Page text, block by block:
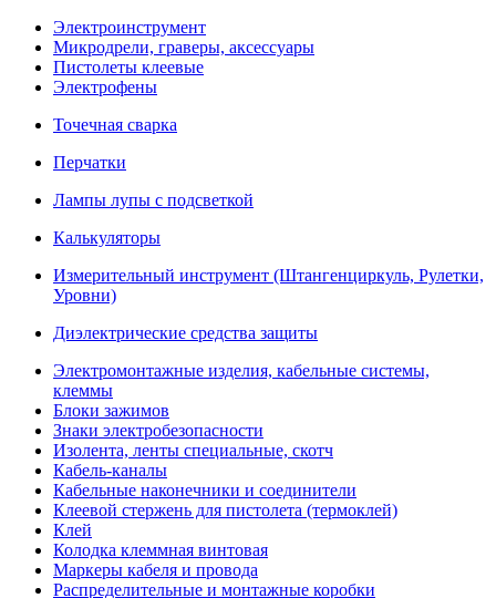
Электроинструмент
Микродрели, граверы, аксессуары
Пистолеты клеевые
Электрофены
Точечная сварка
Перчатки
Лампы лупы с подсветкой
Калькуляторы
Измерительный инструмент (Штангенциркуль, Рулетки,
Уровни)
Диэлектрические средства защиты
Электромонтажные изделия, кабельные системы,
клеммы
Блоки зажимов
Знаки электробезопасности
Изолента, ленты специальные, скотч
Кабель-каналы
Кабельные наконечники и соединители
Клеевой стержень для пистолета (термоклей)
Клей
Колодка клеммная винтовая
Маркеры кабеля и провода
Распределительные и монтажные коробки